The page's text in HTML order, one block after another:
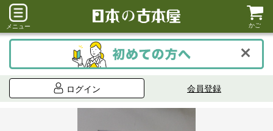
メニュー かご
ログイン 会員登録